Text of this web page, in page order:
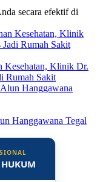
secara efektif di
Kesehatan, Klinik Dr.
Rumah Sakit
Hanggawana Tegal